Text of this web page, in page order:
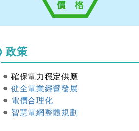
政策
確保電力穩定供應
健全電業經營發展
電價合理化
智慧電網整體規劃